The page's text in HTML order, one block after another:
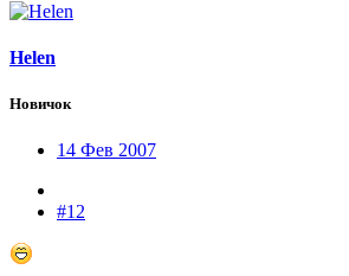
Helen
Новичок
14 Фев 2007
#12